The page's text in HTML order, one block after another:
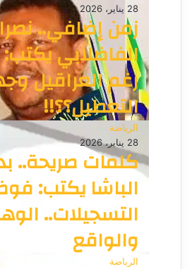
28 يناير، 2026
زمن إضافي..
الفاضلابي
رغم العراقيل
التعطيل؟؟!!
الرياضة
28 يناير، 2026
كلمات صريحة..
الباشا يكتب:
التسجيلات..
والواقع
الرياضة